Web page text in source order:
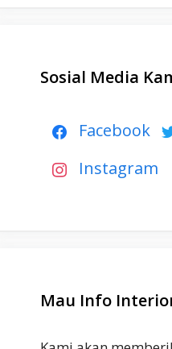
Sosial Media
Facebook
Instagram
Mau Info